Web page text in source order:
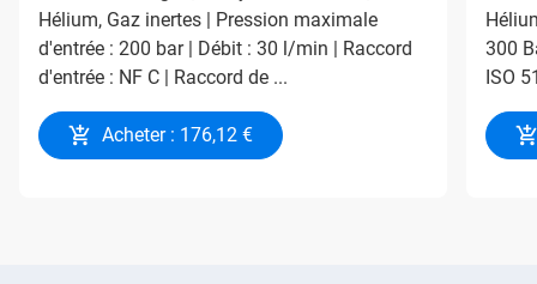
Hélium, Gaz inertes | Pression maximale
d'entrée : 200 bar | Débit : 30 l/min | Raccord
d'entrée : NF C | Raccord de ...
Acheter : 176,12 €
300
ISO